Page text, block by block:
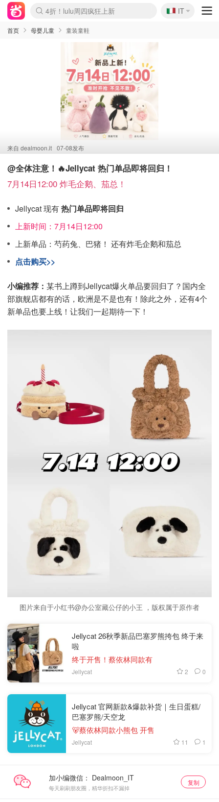
Boticinal 夏促开抢！
4折！lulu周四疯狂上新
速领！Stanley独家85折
Zalando 奥莱闪促！每日更新
🇮🇹
IT
首页 母婴儿童 童装童鞋
来自 dealmoon.it 07-08发布
@全体注意！🔥Jellycat 热门单品即将回归！
7月14日12:00 炸毛企鹅、茄总！
Jellycat 现有热门单品即将回归
上新时间：7月14日12:00
上新单品：芍药兔、巴猪！ 还有炸毛企鹅和茄总
点击购买>>
小编推荐： 某书上蹲到Jellycat爆火单品要回归了？国内全
部旗舰店都有的话，欧洲是不是也有！除此之外，还有4个
新单品也要上线！让我们一起期待一下！
图片来自于小红书@办公室藏公仔的小王 ，版权属于原作者
Jellycat 26秋季新品巴塞罗熊挎包 终于来
啦
终于开售！蔡依林同款有
Jellycat 2 0
Jellycat 官网新款&爆款补货｜生日蛋糕/
巴塞罗熊/天空龙
🐻蔡依林同款小熊包 开售
Jellycat 11 1
加小编微信：
每天刷刷朋友圈，精华折扣不漏掉
复制